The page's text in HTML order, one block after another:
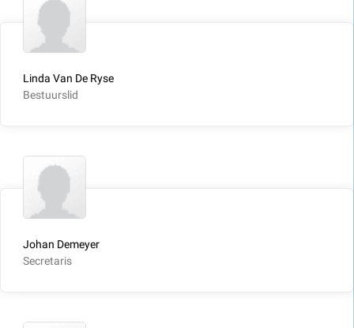
Linda Van De Ryse
Bestuurslid
Johan Demeyer
Secretaris